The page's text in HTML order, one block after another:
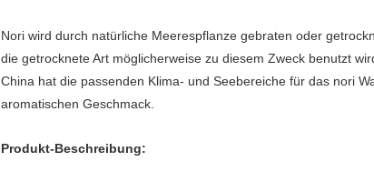
Nori wird durch natürliche Meerespflanze gebraten oder
die getrocknete Art möglicherweise zu diesem Zweck benutzt
China hat die passenden Klima- und Seebereiche für das nori
aromatischen Geschmack.
Produkt-Beschreibung: